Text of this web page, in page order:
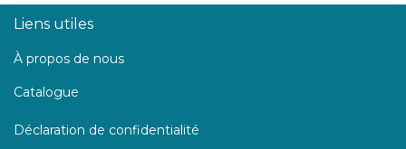
Liens utiles
À propos de nous
Catalogue
Déclaration de confidentialité